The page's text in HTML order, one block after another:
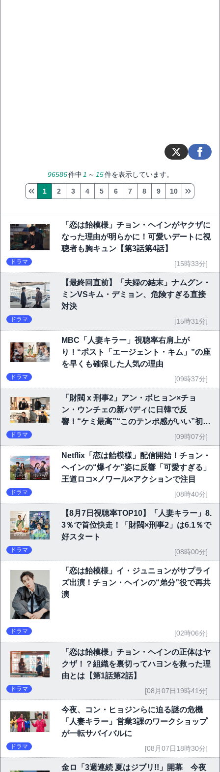
96586件中 1 ～ 15件を表示しています。
1 2 3 4 5 6 7 8 9 10
「恋は飴模様」チョン・ヘインがヤクザに
なった理由が明らかに！可愛いデートに視
聴者も胸キュン【第3話第4話】
ドラマ [15時33分]
【最終回直前】「夫婦の結末」ナムグン・
ミンVSキム・デミョン、危険すぎる直接
対決
ドラマ [15時31分]
MBC「人妻キラー」視聴率右肩上が
り！“ポスト「エージェント・キム」”の座
を早くも確保した人気の理由
ドラマ [09時37分]
「財閥 x 刑事2」アン・ボヒョン×チョ
ン・ウンチェの新バディに日韓で反
響！“ケミ最高”“このテンポ感がいい”初回
ドラマ [09時07分]
Netflix「恋は飴模様」配信開始！チョン・
ヘインの“爆イケ”姿に反響「可愛すぎる」
王道ロコ×ノワール×アクションで注目
ドラマ [08時40分]
【8月7日視聴率TOP10】「人妻キラー」8.
3％で首位快走！「財閥×刑事2」は6.1％で
好スタート
ドラマ [08時00分]
「恋は飴模様」イ・ジュニョンがサプライ
ズ出演！チョン・ヘインの“弟分”役で再共
演
ドラマ [02時06分]
「恋は飴模様」チョン・ヘインの正体はヤ
クザ！？組織を裏切ってハヨンを救った理
由とは【第1話第2話】
ドラマ [08月07日19時41分]
今夜、コン・ヒョジンらに迫る謎の危機
「人妻キラー」営業3課のワークショップ
が一転サバイバルに
ドラマ [08月07日18時30分]
金ロ「3週連続 夏はジブリ!!」開幕 今夜